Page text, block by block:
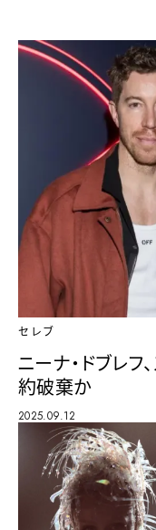
セレブ
ニーナ・ドブレフ
約破棄か
2025.09.12